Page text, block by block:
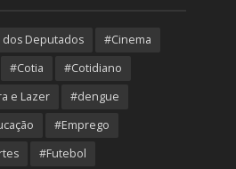
dos Deputados
#Cinema
#Cotia
#Cotidiano
e Lazer
#dengue
#Emprego
#Futebol